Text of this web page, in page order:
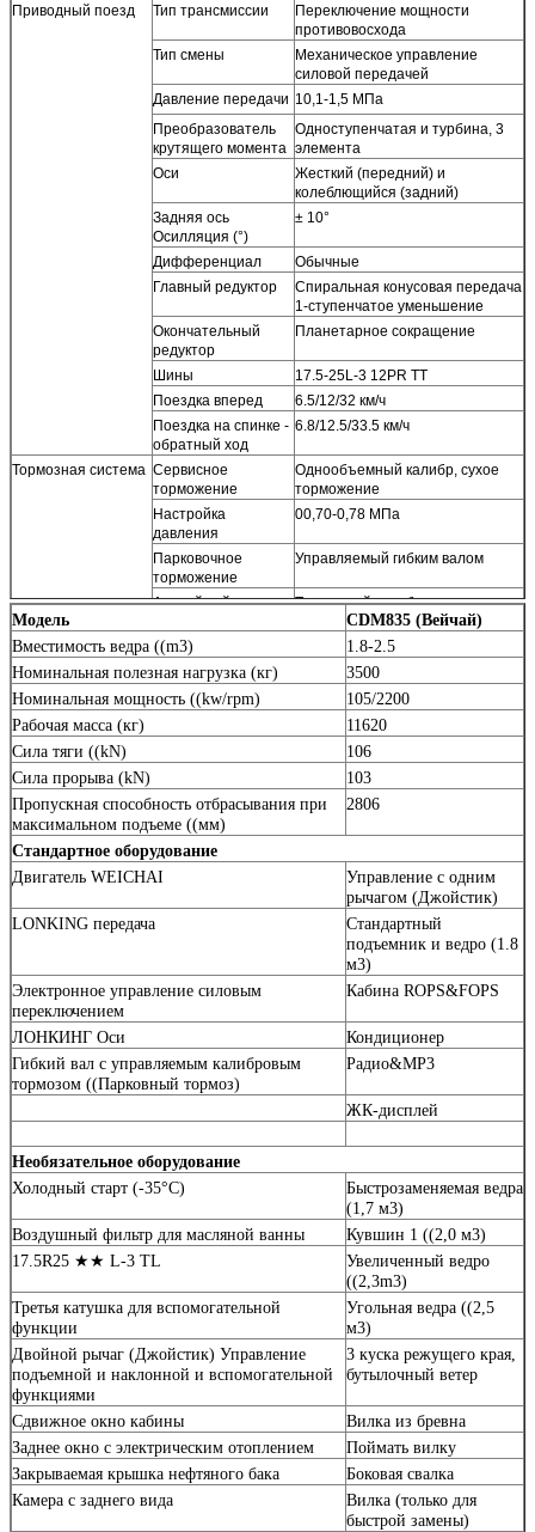
Приводный поезд Тип трансмиссии
Переключение мощности
противовосхода
Тип смены
Механическое управление
силовой передачей
Давление передачи 10,1-1,5 МПа
Преобразователь
крутящего момента
Одноступенчатая и турбина, 3
элемента
Оси
Жесткий (передний) и
колеблющийся (задний)
Задняя ось
Осилляция (°)
± 10°
Дифференциал
Обычные
Главный редуктор
Спиральная конусовая передача
1-ступенчатое уменьшение
Окончательный
редуктор
Планетарное сокращение
Шины
17.5-25L-3 12PR TT
Поездка вперед
6.5/12/32 км/ч
Поездка на спинке -
обратный ход
6.8/12.5/33.5 км/ч
Тормозная система Сервисное
торможение
Однообъемный калибр, сухое
торможение
Настройка
давления
00,70-0,78 МПа
Парковочное
торможение
Управляемый гибким валом
Аварийный тормоз
Тормозный калибр
Система
управления
Тип
Система датчиков гидавлической
нагрузки
Насосы
246 л/мин 2200 оборотов в
Насос рулевого
управления
Совместно с рабочим насосом
Давление системы
14 МПа
Угол управления
± 35°
Гидравлическая
система
Тип
Управление джойстиком (один
Насосы
клапан
2 катушки
Мощность
обслуживания
пополнения
Резервуар топлива
Гидравлический бак 173/178 ((3-я катушка)
Тип трансмиссии
17L
Передняя ось/
задняя ось
18.5L
Модель
CDM835 (Вейчай)
Вместимость ведра ((m3)
1.8-2.5
Номинальная полезная нагрузка (кг)
3500
Номинальная мощность ((kw/rpm)
105/2200
Рабочая масса (кг)
11620
Сила тяги ((kN)
106
Сила прорыва (kN)
103
Пропускная способность отбрасывания при
максимальном подъеме ((мм)
2806
Стандартное оборудование
Двигатель WEICHAI
Управление с одним
рычагом (Джойстик)
LONKING передача
Стандартный
подъемник и ведро (1.8
м3)
Электронное управление силовым
переключением
Кабина ROPS&FOPS
ЛОНКИНГ Оси
Кондиционер
Гибкий вал с управляемым калибровым
тормозом ((Парковный тормоз)
Радио&MP3
ЖК-дисплей
Необязательное оборудование
Холодный старт (-35°C)
Быстрозаменяемая ведра
(1,7 м3)
Воздушный фильтр для масляной ванны
Кувшин 1 ((2,0 м3)
17.5R25 ★★ L-3 TL
Увеличенный ведро
((2,3m3)
Третья катушка для вспомогательной
функции
Угольная ведра ((2,5
м3)
Двойной рычаг (Джойстик) Управление
подъемной и наклонной и вспомогательной
функциями
3 куска режущего края,
бутылочный ветер
Сдвижное окно кабины
Вилка из бревна
Заднее окно с электрическим отоплением
Поймать вилку
Закрываемая крышка нефтяного бака
Боковая свалка
Камера с заднего вида
Вилка (только для
быстрой замены)